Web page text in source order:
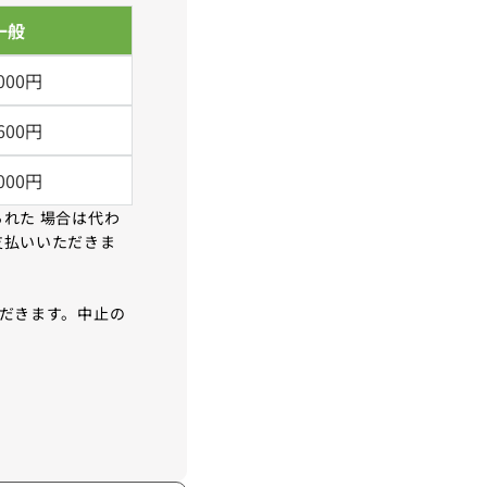
般
円
円
円
た 場合は代わ
いいただきま
きます。中止の